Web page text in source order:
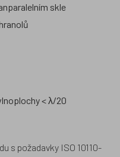
skle
< λ/20
s požadavky ISO 10110-